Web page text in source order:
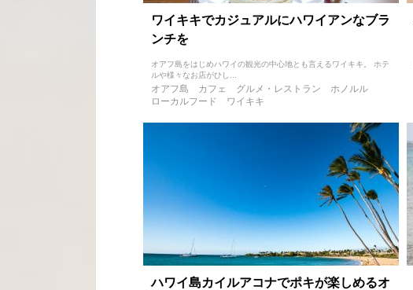
ワイキキでカジュアルにハワイアンなブラ
ンチを
オアフ島をはじめハワイの観光の中心地とも言えるワイキキ。 ホテ
ルや様々なお店がひし...
オアフ島 カフェ グルメ・レストラン
ホノルル
ローカルフード
ワイキキ
ハワイ島カイルアコナでポキが楽しめるオ